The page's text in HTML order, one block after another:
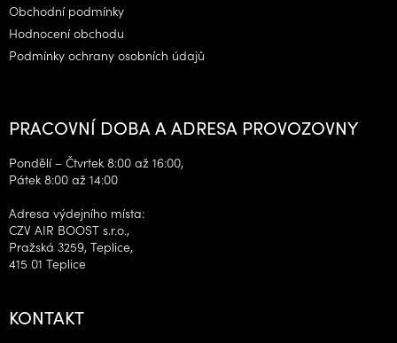
Obchodní podmínky
Hodnocení obchodu
Podmínky ochrany osobních údajů
PRACOVNÍ DOBA A ADRESA PROVOZOVNY
Pondělí – Čtvrtek 8:00 až 16:00,
Pátek 8:00 až 14:00
Adresa výdejního místa:
CZV AIR BOOST s.r.o.,
Pražská 3259, Teplice,
415 01 Teplice
KONTAKT